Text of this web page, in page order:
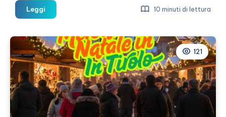
Leggi
vedere
Matera
in
un
giorno
10 minuti di lettura
121